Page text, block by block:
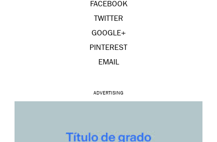
FACEBOOK
TWITTER
GOOGLE+
PINTEREST
EMAIL
ADVERTISING